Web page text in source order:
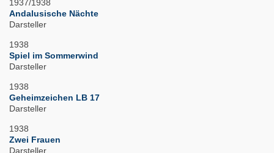
1937/1938
Andalusische Nächte
Darsteller
1938
Spiel im Sommerwind
Darsteller
1938
Geheimzeichen LB 17
Darsteller
1938
Zwei Frauen
Darsteller